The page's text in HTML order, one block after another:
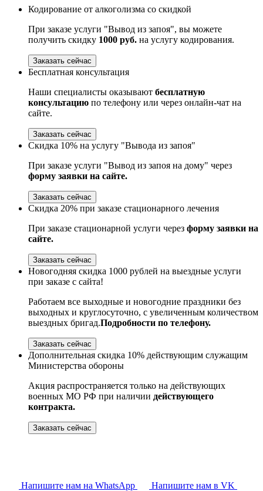
Кодирование от алкоголизма со скидкой
При заказе услуги "Вывод из запоя", вы можете
получить скидку 1000 руб. на услугу кодирования.
Заказать сейчас
Бесплатная консультация
Наши специалисты оказывают бесплатную
консультацию по телефону или через онлайн-чат на
сайте.
Заказать сейчас
Скидка 10% на услугу "Вывода из запоя"
При заказе услуги "Вывод из запоя на дому" через
форму заявки на сайте.
Заказать сейчас
Скидка 20% при заказе стационарного лечения
При заказе стационарной услуги через форму заявки на
сайте.
Заказать сейчас
Новогодняя скидка 1000 рублей на выездные услуги
при заказе с сайта!
Работаем все выходные и новогодние праздники без
выходных и круглосуточно, с увеличенным количеством
выездных бригад.Подробности по телефону.
Заказать сейчас
Дополнительная скидка 10% действующим служащим
Министерства обороны
Акция распространяется только на действующих
военных МО РФ при наличии действующего
контракта.
Заказать сейчас
Напишите нам на WhatsApp
Напишите нам в VK